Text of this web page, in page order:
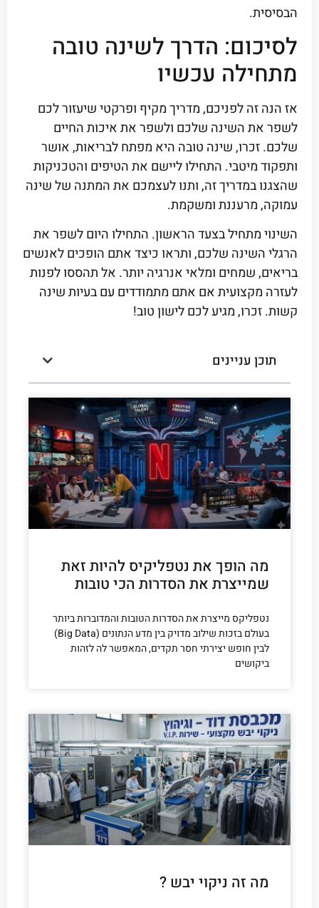
הבסיסית.
לסיכום: הדרך לשינה טובה
מתחילה עכשיו
אז הנה זה לפניכם, מדריך מקיף ופרקטי שיעזור לכם
לשפר את השינה שלכם ולשפר את איכות החיים
שלכם. זכרו, שינה טובה היא מפתח לבריאות, אושר
ותפקוד מיטבי. התחילו ליישם את הטיפים והטכניקות
שהצגנו במדריך זה, ותנו לעצמכם את המתנה של שינה
עמוקה, מרעננת ומשקמת.
השינוי מתחיל בצעד הראשון. התחילו היום לשפר את
הרגלי השינה שלכם, ותראו כיצד אתם הופכים לאנשים
בריאים, שמחים ומלאי אנרגיה יותר. אל תהססו לפנות
לעזרה מקצועית אם אתם מתמודדים עם בעיות שינה
קשות. זכרו, מגיע לכם לישון טוב!
תוכן עניינים
מה הופך את נטפליקיס להיות זאת
שמייצרת את הסדרות הכי טובות
נטפליקס מייצרת את הסדרות הטובות והמדוברות ביותר
בעולם בזכות שילוב מדויק בין מדע הנתונים (Big Data)
לבין חופש יצירתי חסר תקדים, המאפשר לה לזהות
ביקושים
מה זה ניקוי יבש ?